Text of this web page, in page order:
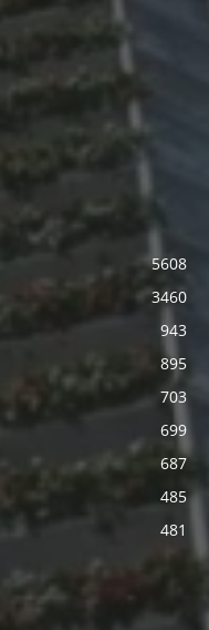
5608
3460
943
895
703
699
687
485
481